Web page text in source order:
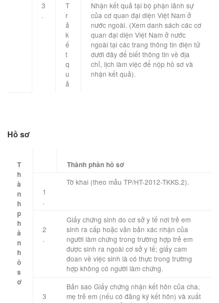
3
.
T
r
ả
k
ế
t
q
u
ả
Nhận kết quả tại bộ phận lãnh sự
của cơ quan đại diện Việt Nam ở
nước ngoài. (Xem danh sách các cơ
quan đại diện Việt Nam ở nước
ngoài tại các trang thông tin điện tử
dưới đây để biết thông tin về địa
chỉ, lịch làm việc để nộp hồ sơ và
nhận kết quả).
Hồ sơ
T
h
à
n
h
p
h
ầ
n
h
ồ
s
ơ
​Thành phần hồ sơ
1
.
Tờ khai (theo mẫu TP/HT-2012-TKKS.2).
2
.
Giấy chứng sinh do cơ sở y tế nơi trẻ em
sinh ra cấp hoặc văn bản xác nhận của
người làm chứng trong trường hợp trẻ em
được sinh ra ngoài cơ sở y tế; giấy cam
đoan về việc sinh là có thực trong trường
hợp không có người làm chứng.
3
Bản sao Giấy chứng nhận kết hôn của cha,
mẹ trẻ em (nếu có đăng ký kết hôn) và xuất